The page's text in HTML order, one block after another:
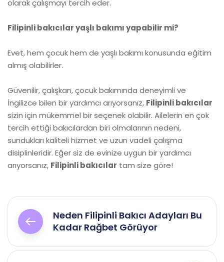
olarak çalışmayı tercih eder.
Filipinli bakıcılar yaşlı bakımı yapabilir mi?
Evet, hem çocuk hem de yaşlı bakımı konusunda eğitim
almış olabilirler.
Güvenilir, çalışkan, çocuk bakımında deneyimli ve
İngilizce bilen bir yardımcı arıyorsanız, Filipinli bakıcılar
sizin için mükemmel bir seçenek olabilir. Ailelerin en çok
tercih ettiği bakıcılardan biri olmalarının nedeni,
sundukları kaliteli hizmet ve uzun vadeli çalışma
disiplinleridir. Eğer siz de evinize uygun bir yardımcı
arıyorsanız, Filipinli bakıcılar tam size göre!
Yazı
gezinmesi
Neden Filipinli Bakıcı Adayları Bu
Kadar Rağbet Görüyor